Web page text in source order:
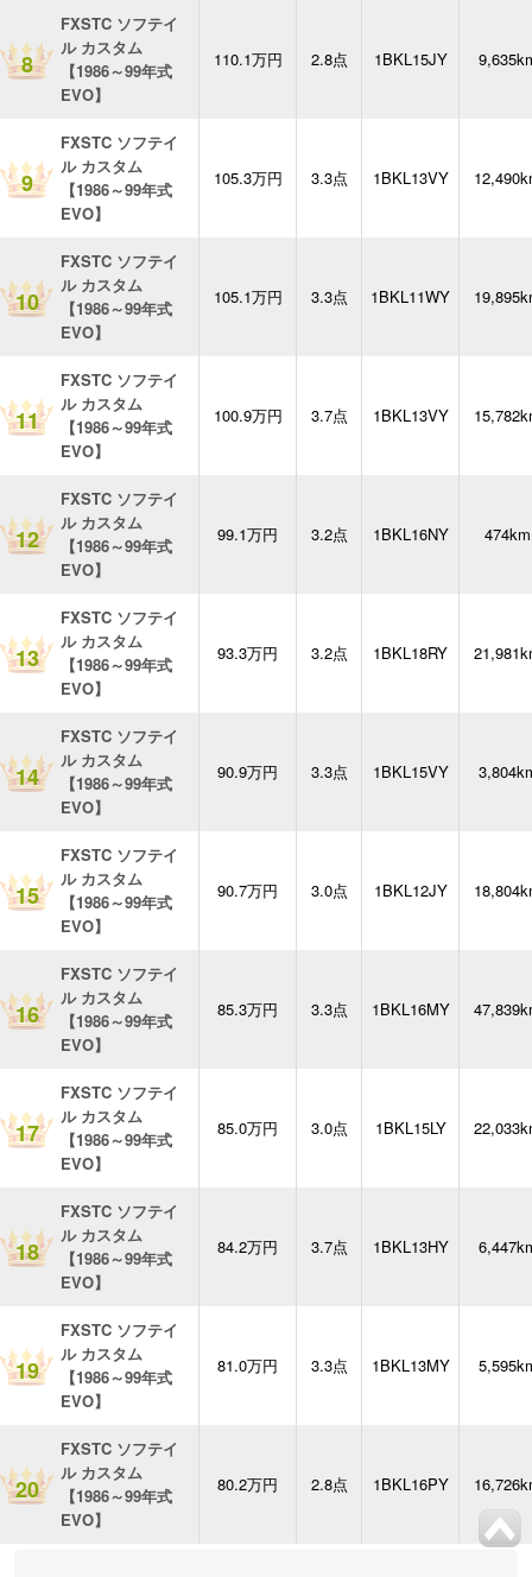
8
FXSTC ソフテイ
ル カスタム
【1986～99年式
EVO】
110.1万円 2.8点 1BKL15JY
9
FXSTC ソフテイ
ル カスタム
【1986～99年式
EVO】
105.3万円 3.3点 1BKL13VY
10
FXSTC ソフテイ
ル カスタム
【1986～99年式
EVO】
105.1万円 3.3点 1BKL11WY
11
FXSTC ソフテイ
ル カスタム
【1986～99年式
EVO】
100.9万円 3.7点 1BKL13VY
12
FXSTC ソフテイ
ル カスタム
【1986～99年式
EVO】
99.1万円 3.2点 1BKL16NY 474km
13
FXSTC ソフテイ
ル カスタム
【1986～99年式
EVO】
93.3万円 3.2点 1BKL18RY
14
FXSTC ソフテイ
ル カスタム
【1986～99年式
EVO】
90.9万円 3.3点 1BKL15VY
15
FXSTC ソフテイ
ル カスタム
【1986～99年式
EVO】
90.7万円 3.0点 1BKL12JY
16
FXSTC ソフテイ
ル カスタム
【1986～99年式
EVO】
85.3万円 3.3点 1BKL16MY
17
FXSTC ソフテイ
ル カスタム
【1986～99年式
EVO】
85.0万円 3.0点 1BKL15LY
18
FXSTC ソフテイ
ル カスタム
【1986～99年式
EVO】
84.2万円 3.7点 1BKL13HY
19
FXSTC ソフテイ
ル カスタム
【1986～99年式
EVO】
81.0万円 3.3点 1BKL13MY
20
FXSTC ソフテイ
ル カスタム
【1986～99年式
EVO】
80.2万円 2.8点 1BKL16PY